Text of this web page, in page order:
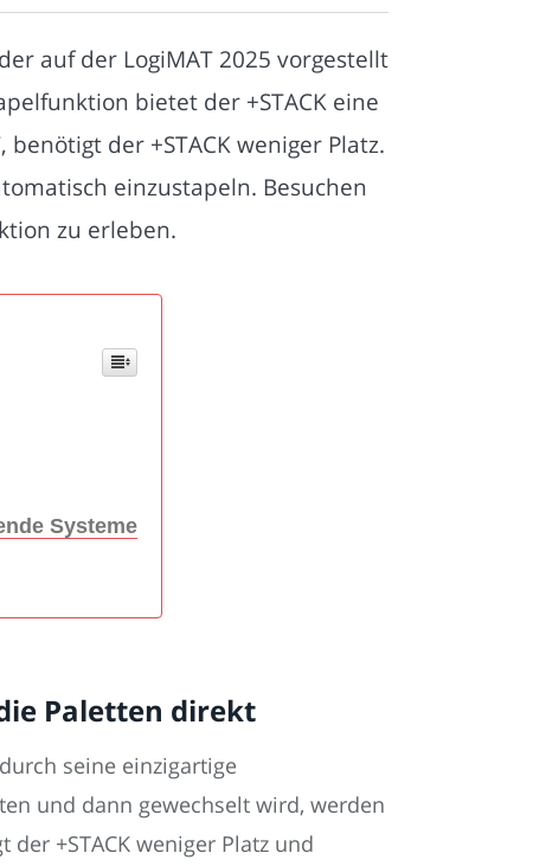
auf der LogiMAT 2025 vorgestellt
bietet der +STACK eine
der +STACK weniger Platz.
einzustapeln. Besuchen
zu erleben.
Systeme
Paletten direkt
seine einzigartige
und dann gewechselt wird, werden
+STACK weniger Platz und